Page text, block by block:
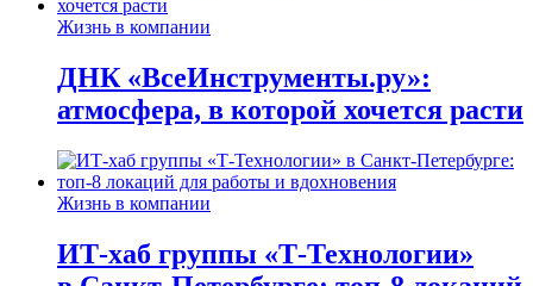
Жизнь в компании
ДНК «ВсеИнструменты.ру»:
атмосфера, в которой хочется расти
Жизнь в компании
ИТ-хаб группы «Т-Технологии»